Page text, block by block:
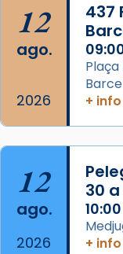
Foto
View on Facebook ·
12
ago.
2026
437
+ info
12
ago.
2026
30
10:00
+ info